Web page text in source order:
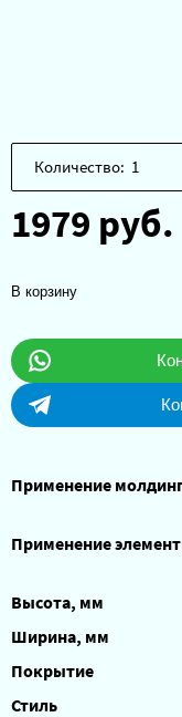
Количество:
1979 руб.
В корзину
Применение
Применение
Высота, мм
Ширина, мм
Покрытие
Стиль